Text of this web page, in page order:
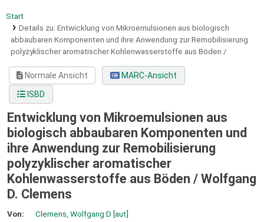
Start
Details zu: Entwicklung von Mikroemulsionen aus biologisch
abbaubaren Komponenten und ihre Anwendung zur Remobilisierung
polyzyklischer aromatischer Kohlenwasserstoffe aus Böden /
Normale Ansicht
MARC-Ansicht
ISBD
Entwicklung von Mikroemulsionen aus
biologisch abbaubaren Komponenten und
ihre Anwendung zur Remobilisierung
polyzyklischer aromatischer
Kohlenwasserstoffe aus Böden / Wolfgang
D. Clemens
Von: Clemens, Wolfgang D [aut]